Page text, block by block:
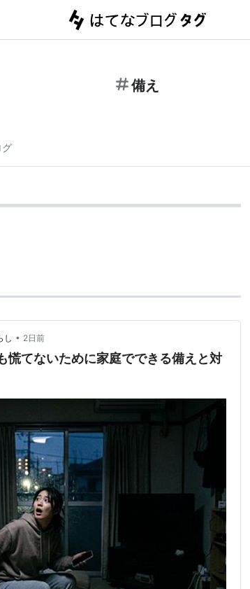
備え
グ
し • 2日前
慌てないために家庭でできる備えと対